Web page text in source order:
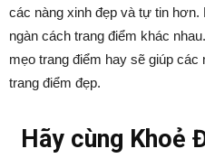
các nàng xinh đẹp và tự tin hơn.
ngàn cách trang điểm khác
mẹo trang điểm hay sẽ giúp
trang điểm đẹp.
Hãy cùng Khoẻ